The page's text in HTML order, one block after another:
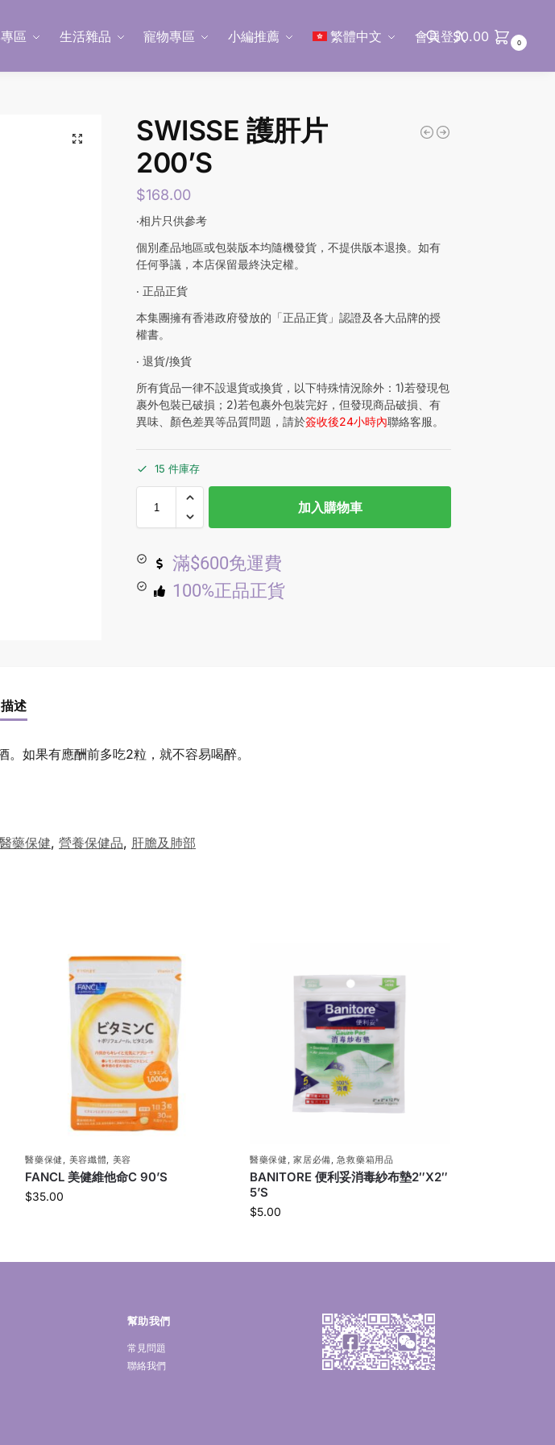
區 生活雜品 寵物專區 小編推薦 繁體中文 會員登入
$0.00 0
SWISSE 護肝片
200’S
$168.00
‧相片只供參考
個別產品地區或包裝版本均隨機發貨，不提供版本退換。如有
任何爭議，本店保留最終決定權。
‧ 正品正貨
本集團擁有香港政府發放的「正品正貨」認證及各大品牌的授
權書。
‧ 退貨/換貨
所有貨品一律不設退貨或換貨，以下特殊情況除外：1)若發現包
裹外包裝已破損；2)若包裹外包裝完好，但發現商品破損、有
異味、顏色差異等品質問題，請於簽收後24小時內聯絡客服。
15 件庫存
加入購物車
滿$600免運費
100%正品正貨
描述
如果有應酬前多吃2粒，就不容易喝醉。
醫藥保健, 營養保健品, 肝膽及肺部
醫藥保健 美容纖體 美容
FANCL 美健維他命C 90’S
$35.00
醫藥保健 ,家居必備 ,急救藥箱用品
BANITORE 便利妥消毒紗布墊2″X2″
5’S
$5.00
幫助我們
常見問題
聯絡我們